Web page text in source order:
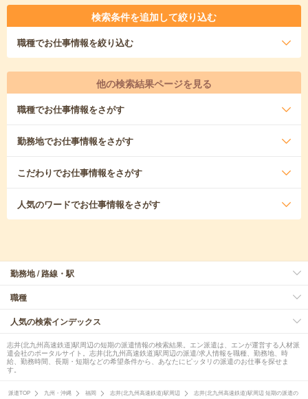
検索条件を追加して絞り込む
職種でお仕事情報を絞り込む
他の検索結果ページを見る
職種でお仕事情報をさがす
勤務地でお仕事情報をさがす
こだわりでお仕事情報をさがす
人気のワードでお仕事情報をさがす
勤務地 / 路線・駅
職種
人気の検索インデックス
志井(北九州高速鉄道)駅周辺の短期の派遣情報の検索結果。エン派遣は、エンが運営する人材派
遣会社のポータルサイト。志井(北九州高速鉄道)駅周辺の派遣/求人情報を職種、勤務地、時
給、勤務時間、長期・短期などの希望条件から、あなたにピッタリの派遣のお仕事を探せま
す。
派遣TOP 九州・沖縄 福岡 志井(北九州高速鉄道)駅周辺 志井(北九州高速鉄道)駅周辺 短期の派遣の